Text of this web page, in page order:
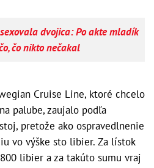
dvojica: Po akte mladík
čo nikto nečakal
Cruise Line, ktoré chcelo
palube, zaujalo podľa
pretože ako ospravedlnenie
vo výške sto libier. Za lístok
libier a za takúto sumu vraj